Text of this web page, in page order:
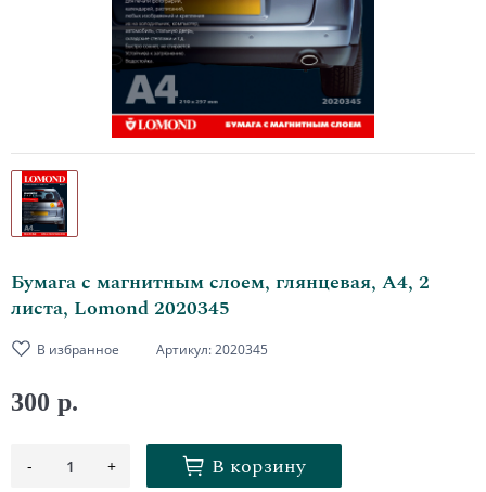
Бумага с магнитным слоем, глянцевая, А4, 2
листа, Lomond 2020345
В избранное Артикул:2020345
300 р.
- 1 + В корзину